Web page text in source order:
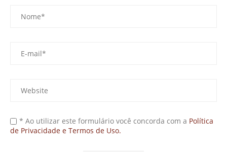
* Ao utilizar este formulário você concorda com a Política
de Privacidade e Termos de Uso.